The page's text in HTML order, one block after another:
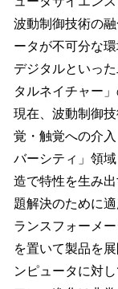
波動制御技術の
ータが不可分な
デジタルといっ
タルネイチャー
現在、波動制御
覚・触覚への介
バーシティ」領
造で特性を生み
題解決のために
ランスフォーメ
を置いて製品を
ンピュータに対